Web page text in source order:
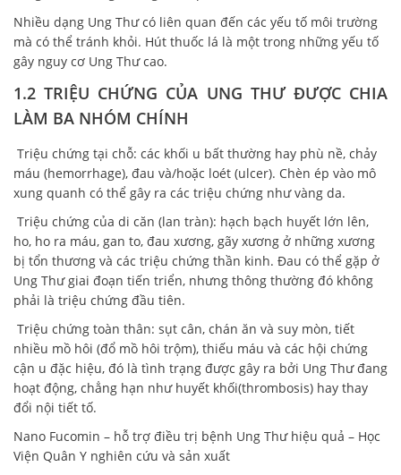
Nhiều dạng Ung Thư có liên quan đến các yếu tố môi trường
mà có thể tránh khỏi. Hút thuốc lá là một trong những yếu tố
gây nguy cơ Ung Thư cao.
1.2 TRIỆU CHỨNG CỦA UNG THƯ ĐƯỢC CHIA
LÀM BA NHÓM CHÍNH
Triệu chứng tại chỗ: các khối u bất thường hay phù nề, chảy
máu (hemorrhage), đau và/hoặc loét (ulcer). Chèn ép vào mô
xung quanh có thể gây ra các triệu chứng như vàng da.
Triệu chứng của di căn (lan tràn): hạch bạch huyết lớn lên,
ho, ho ra máu, gan to, đau xương, gãy xương ở những xương
bị tổn thương và các triệu chứng thần kinh. Đau có thể gặp ở
Ung Thư giai đoạn tiến triển, nhưng thông thường đó không
phải là triệu chứng đầu tiên.
Triệu chứng toàn thân: sụt cân, chán ăn và suy mòn, tiết
nhiều mồ hôi (đổ mồ hôi trộm), thiếu máu và các hội chứng
cận u đặc hiệu, đó là tình trạng được gây ra bởi Ung Thư đang
hoạt động, chẳng hạn như huyết khối(thrombosis) hay thay
đổi nội tiết tố.
Nano Fucomin – hỗ trợ điều trị bệnh Ung Thư hiệu quả – Học
Viện Quân Y nghiên cứu và sản xuất